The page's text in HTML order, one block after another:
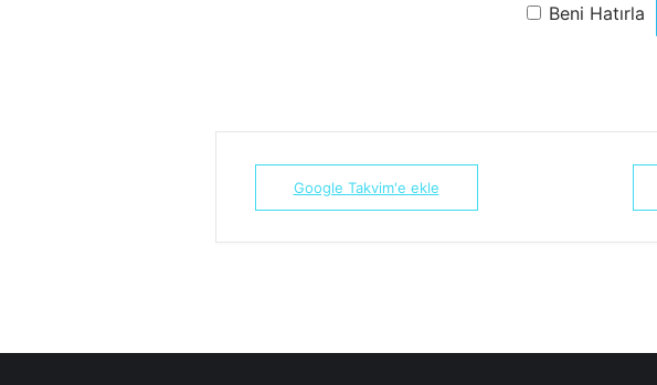
Beni Hatırla
Google Takvim'e ekle